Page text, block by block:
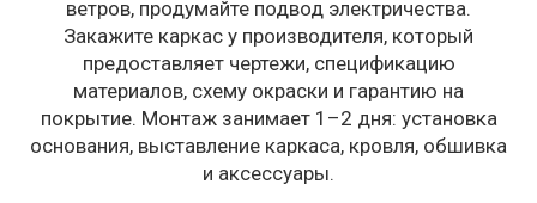
ветров, продумайте подвод электричества.
Закажите каркас у производителя, который
предоставляет чертежи, спецификацию
материалов, схему окраски и гарантию на
покрытие. Монтаж занимает 1–2 дня: установка
основания, выставление каркаса, кровля, обшивка
и аксессуары.